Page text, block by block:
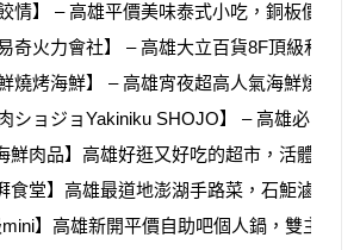
餃情】 – 高雄平價美味泰式小吃，銅板價就
易奇火力會社】 – 高雄大立百貨8F頂級和牛
鮮燒烤海鮮】 – 高雄宵夜超高人氣海鮮燒烤
肉ショジョYakiniku SHOJO】 – 高雄必吃燒
鮮肉品】高雄好逛又好吃的超市，活體海鮮
食堂】高雄最道地澎湖手路菜，石鮔滷肉
mini】高雄新開平價自助吧個人鍋，雙主餐